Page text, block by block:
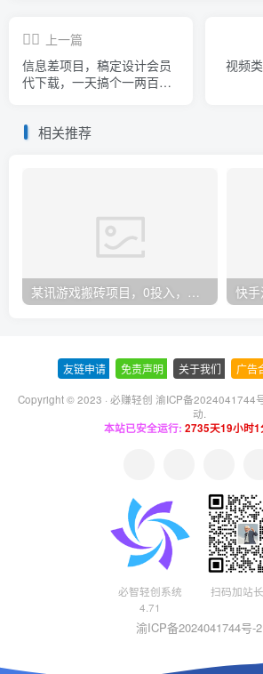
上一篇
信息差项目，稿定设计会员
代下载，一天搞个一两百很
视频
相关推荐
某讯游戏搬砖项目，0投入，可以挂机，轻松上手,月入3000+上不封顶
友链申请 免责声明 关于我们 广告
Copyright © 2023 · 必赚轻创 渝ICP备2024041744
动.
本站已安全运行: 2735天19小时
必智轻创系统
4.71
扫码加站
渝ICP备2024041744号-2